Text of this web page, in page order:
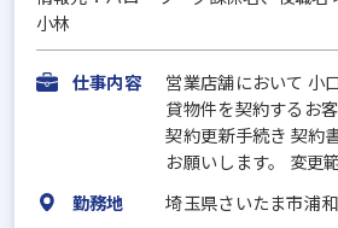
小林
仕事内容
営業店舗において 小
貸物件を契約するお
契約更新手続き 契約
お願いします。 変更
勤務地
埼玉県さいたま市浦